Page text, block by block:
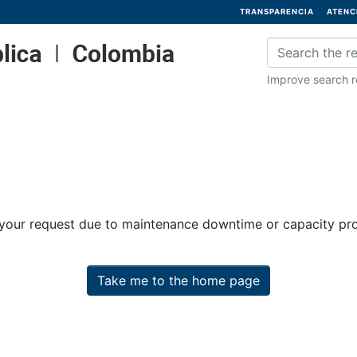
TRANSPARENCIA
Improve search
request due to maintenance downtime or capacity
Take me to the home page